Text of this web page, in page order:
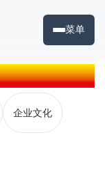
菜单
企业文化